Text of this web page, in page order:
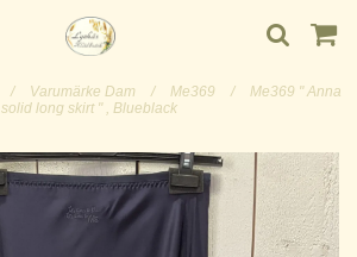
/ Varumärke Dam / Me369 /
Me369 " Anna
solid long skirt " , Blueblack